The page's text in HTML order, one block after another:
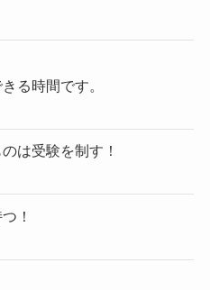
る時間です。
は受験を制す！
！